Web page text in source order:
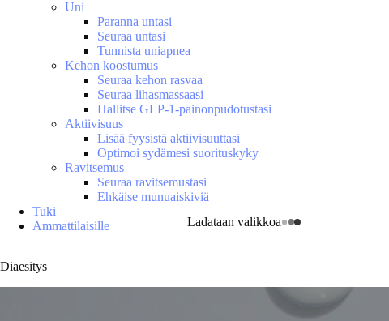
Ladataan valikkoa
Uni
Paranna untasi
Seuraa untasi
Tunnista uniapnea
Kehon koostumus
Seuraa kehon rasvaa
Seuraa lihasmassaasi
Hallitse GLP-1-painonpudotustasi
Aktiivisuus
Lisää fyysistä aktiivisuuttasi
Optimoi sydämesi suorituskyky
Ravitsemus
Seuraa ravitsemustasi
Ehkäise munuaiskiviä
Tuki
Ammattilaisille
Diaesitys